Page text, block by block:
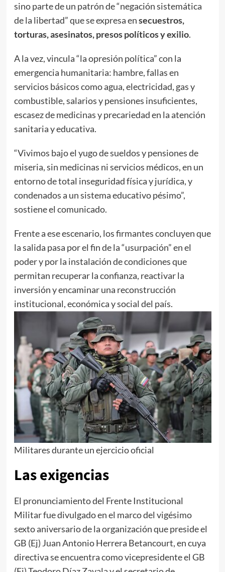
sino parte de un patrón de “negación sistemática
de la libertad” que se expresa ensecuestros,
torturas, asesinatos, presos políticos y exilio.
A la vez, vincula “la opresión política” con la
emergencia humanitaria: hambre, fallas en
servicios básicos como agua, electricidad, gas y
combustible, salarios y pensiones insuficientes,
escasez de medicinas y precariedad en la atención
sanitaria y educativa.
“Vivimos bajo el yugo de sueldos y pensiones de
miseria, sin medicinas ni servicios médicos, en un
entorno de total inseguridad física y jurídica, y
condenados a un sistema educativo pésimo”,
sostiene el comunicado.
Frente a ese escenario, los firmantes concluyen que
la salida pasa por el fin de la “usurpación” en el
poder y por la instalación de condiciones que
permitan recuperar la confianza, reactivar la
inversión y encaminar una reconstrucción
institucional, económica y social del país.
Militares durante un ejercicio oficial
Las exigencias
El pronunciamiento del Frente Institucional
Militar fue divulgado en el marco del vigésimo
sexto aniversario de la organización que preside el
GB (Ej) Juan Antonio Herrera Betancourt, en cuya
directiva se encuentra como vicepresidente el GB